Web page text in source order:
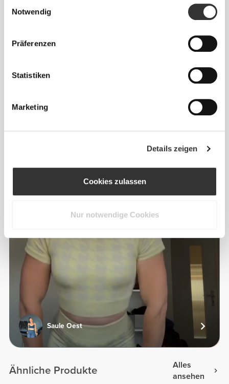
Notwendig
Präferenzen
Statistiken
Marketing
Details zeigen
Cookies zulassen
Nur notwendige Cookies
Aus unserer Community
Alles
Saule Oest
Ähnliche Produkte
Alles
ansehen